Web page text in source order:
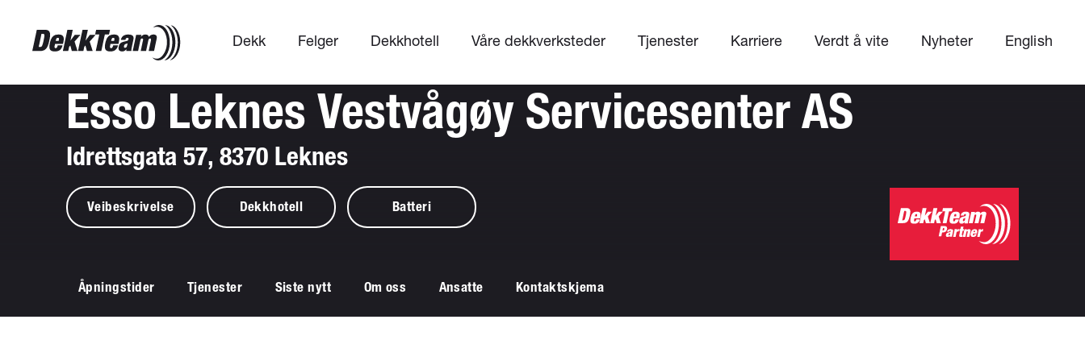
Dekk Felger Dekkhotell Våre dekkverksteder Tjenester Karriere Verdt å vite Nyheter English
Esso Leknes Vestvågøy Servicesenter AS
Idrettsgata 57, 8370 Leknes
Veibeskrivelse Dekkhotell Batteri
Åpningstider Tjenester Siste nytt Om oss Ansatte Kontaktskjema